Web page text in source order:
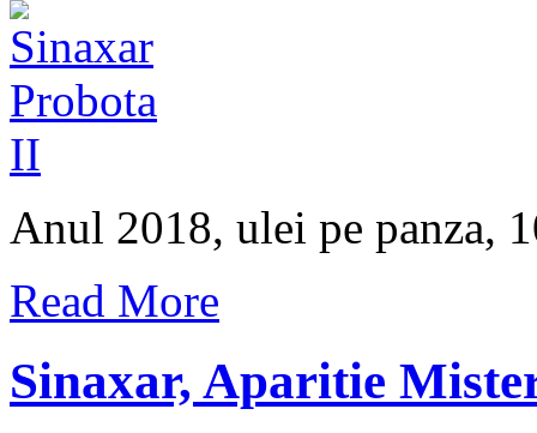
Anul 2018, ulei pe panza,
Read More
Sinaxar, Aparitie